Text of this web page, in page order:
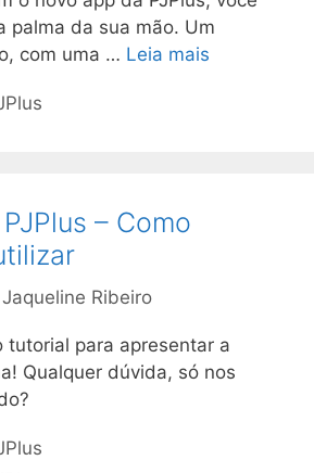
palma da sua mão. Um
com uma … Leia mais
– Como
Jaqueline Ribeiro
tutorial para apresentar a
Qualquer dúvida, só nos